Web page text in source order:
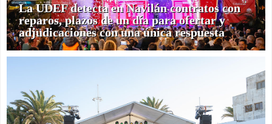
La UDEF detecta en Navilán contratos con
reparos, plazos de un día para ofertar y
adjudicaciones con una única respuesta